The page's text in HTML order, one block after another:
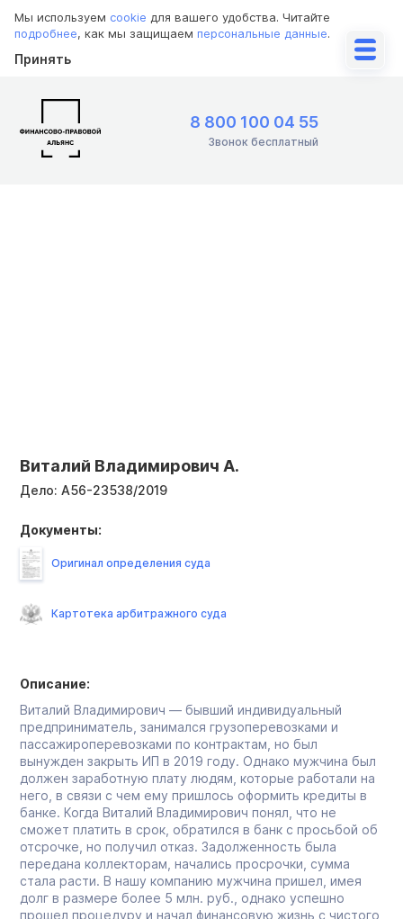
Мы используем cookie для вашего удобства. Читайте
подробнее, как мы защищаем персональные данные.
Принять
8 800 100 04 55
Звонок бесплатный
Виталий Владимирович А.
Дело: А56-23538/2019
Описание:
Виталий Владимирович — бывший индивидуальный
предприниматель, занимался грузоперевозками и
пассажироперевозками по контрактам, но был
вынужден закрыть ИП в 2019 году. Однако мужчина был
должен заработную плату людям, которые работали на
него, в связи с чем ему пришлось оформить кредиты в
банке. Когда Виталий Владимирович понял, что не
сможет платить в срок, обратился в банк с просьбой об
отсрочке, но получил отказ. Задолженность была
передана коллекторам, начались просрочки, сумма
стала расти. В нашу компанию мужчина пришел, имея
долг в размере более 5 млн. руб., однако успешно
прошел процедуру и начал финансовую жизнь с чистого
Документы:
Оригинал определения суда
Картотека арбитражного суда